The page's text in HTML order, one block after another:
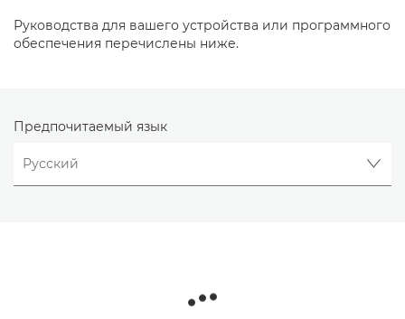
Руководства для вашего устройства или программного
обеспечения перечислены ниже.
Предпочитаемый язык